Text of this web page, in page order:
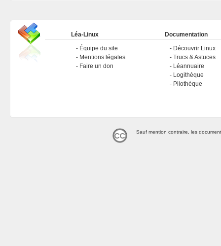
Léa-Linux
Équipe du site
Mentions légales
Faire un don
Documentation
Découvrir Linux
Trucs & Astuces
Léannuaire
Logithèque
Pilothèque
Sauf mention contraire, les